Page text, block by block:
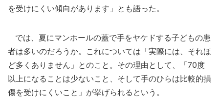
を受けにくい傾向があります」とも語った。
では、夏にマンホールの蓋で手をヤケドする子どもの患
者は多いのだろうか。これについては「実際には、それほ
ど多くありません」とのこと。その理由として、「70度
以上になることは少ないこと、そして手のひらは比較的損
傷を受けにくいこと」が挙げられるという。